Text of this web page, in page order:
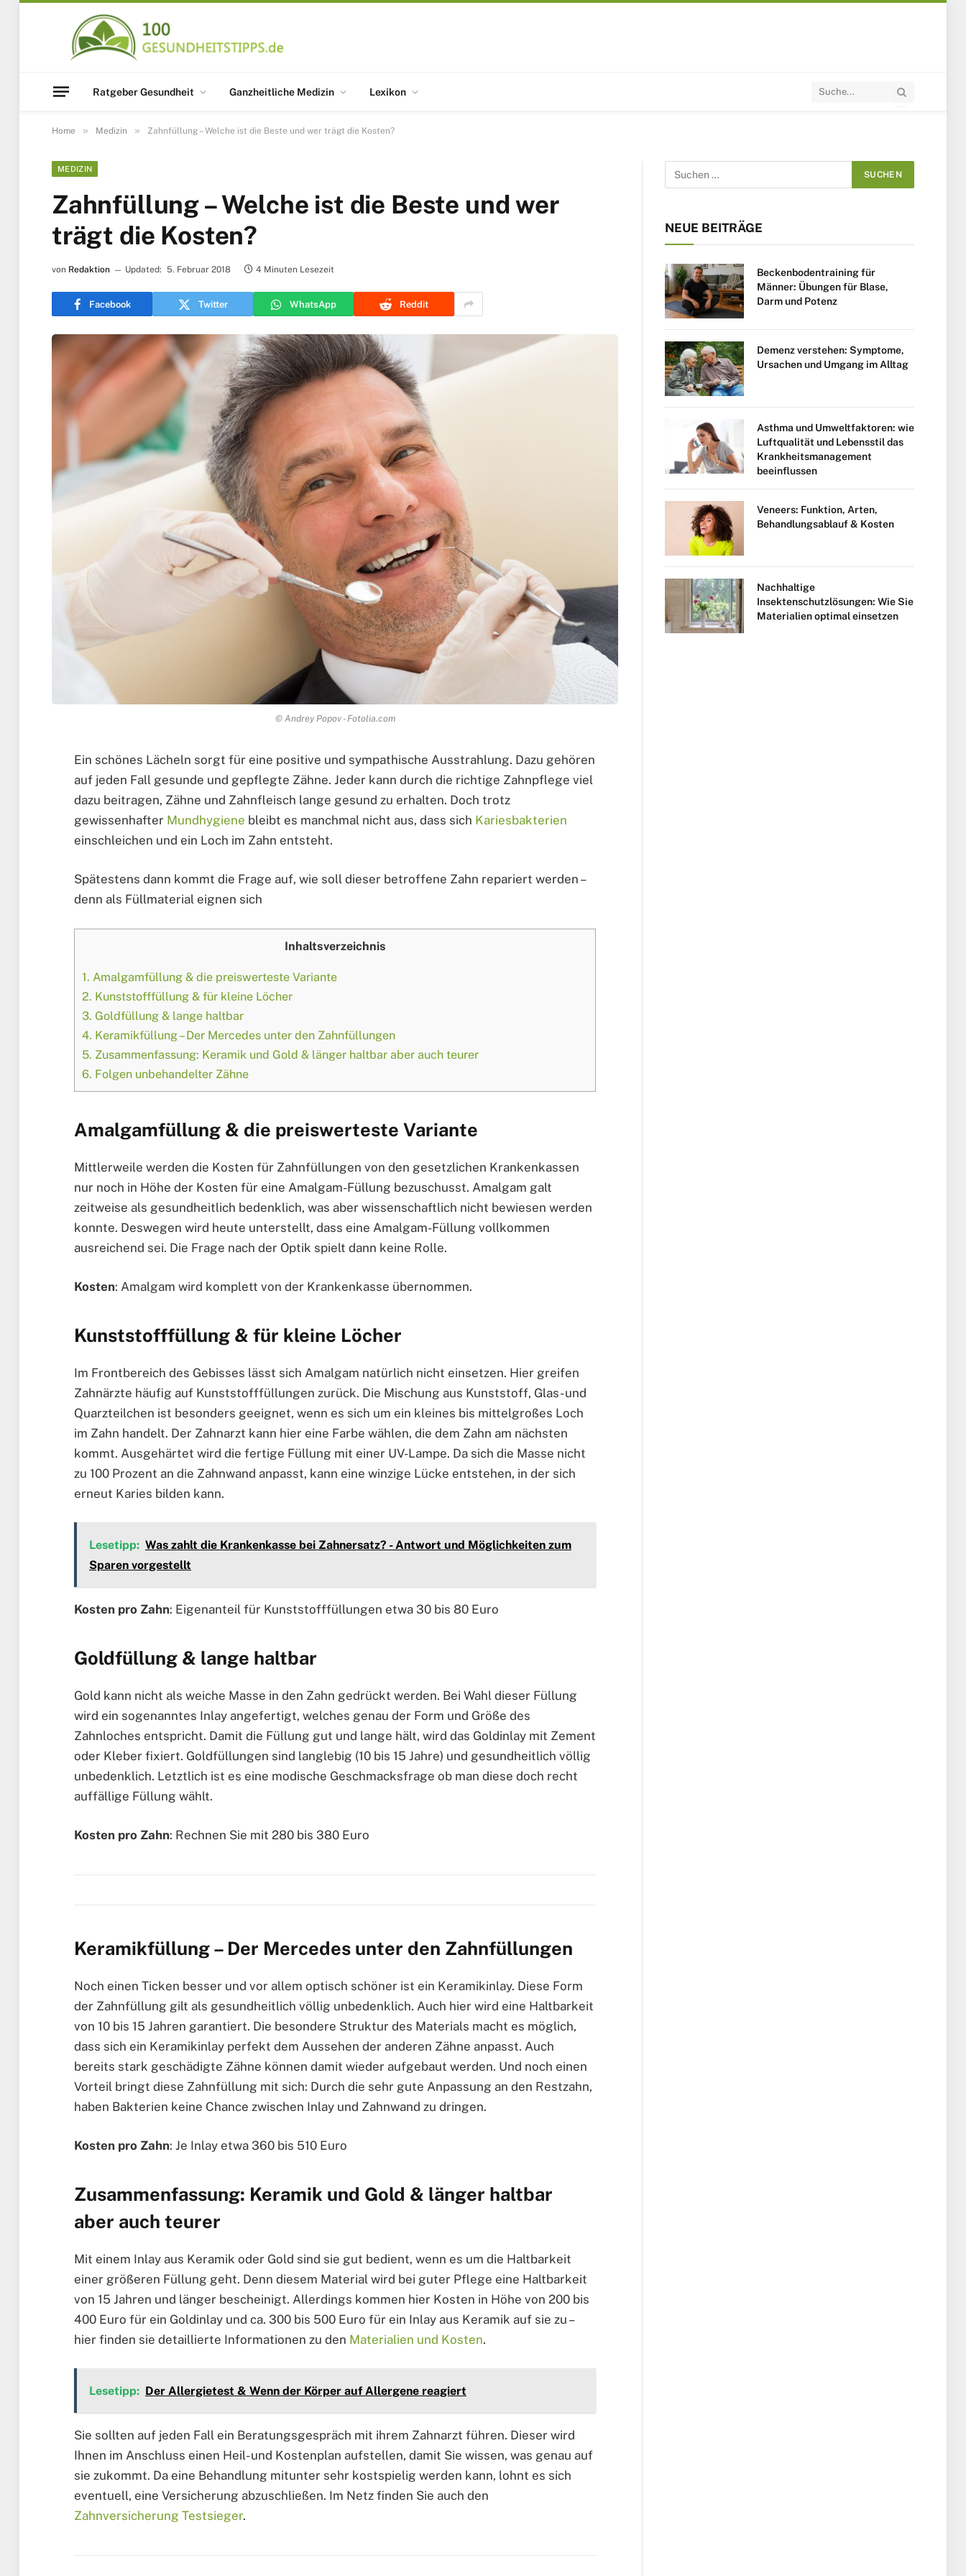
Ratgeber Gesundheit Ganzheitliche Medizin Lexikon
Home » Medizin » Zahnfüllung – Welche ist die Beste und wer trägt die Kosten?
MEDIZIN
Zahnfüllung – Welche ist die Beste und wer
trägt die Kosten?
von Redaktion Updated: 5. Februar 2018 4 Minuten Lesezeit
Facebook Twitter WhatsApp Reddit
© Andrey Popov - Fotolia.com
Ein schönes Lächeln sorgt für eine positive und sympathische Ausstrahlung. Dazu gehören
auf jeden Fall gesunde und gepflegte Zähne. Jeder kann durch die richtige Zahnpflege viel
dazu beitragen, Zähne und Zahnfleisch lange gesund zu erhalten. Doch trotz
gewissenhafter Mundhygiene bleibt es manchmal nicht aus, dass sich Kariesbakterien
einschleichen und ein Loch im Zahn entsteht.
Spätestens dann kommt die Frage auf, wie soll dieser betroffene Zahn repariert werden –
denn als Füllmaterial eignen sich
Inhaltsverzeichnis
1. Amalgamfüllung & die preiswerteste Variante
2. Kunststofffüllung & für kleine Löcher
3. Goldfüllung & lange haltbar
4. Keramikfüllung – Der Mercedes unter den Zahnfüllungen
5. Zusammenfassung: Keramik und Gold & länger haltbar aber auch teurer
6. Folgen unbehandelter Zähne
Amalgamfüllung & die preiswerteste Variante
Mittlerweile werden die Kosten für Zahnfüllungen von den gesetzlichen Krankenkassen
nur noch in Höhe der Kosten für eine Amalgam-Füllung bezuschusst. Amalgam galt
zeitweise als gesundheitlich bedenklich, was aber wissenschaftlich nicht bewiesen werden
konnte. Deswegen wird heute unterstellt, dass eine Amalgam-Füllung vollkommen
ausreichend sei. Die Frage nach der Optik spielt dann keine Rolle.
Kosten: Amalgam wird komplett von der Krankenkasse übernommen.
Kunststofffüllung & für kleine Löcher
Im Frontbereich des Gebisses lässt sich Amalgam natürlich nicht einsetzen. Hier greifen
Zahnärzte häufig auf Kunststofffüllungen zurück. Die Mischung aus Kunststoff, Glas- und
Quarzteilchen ist besonders geeignet, wenn es sich um ein kleines bis mittelgroßes Loch
im Zahn handelt. Der Zahnarzt kann hier eine Farbe wählen, die dem Zahn am nächsten
kommt. Ausgehärtet wird die fertige Füllung mit einer UV-Lampe. Da sich die Masse nicht
zu 100 Prozent an die Zahnwand anpasst, kann eine winzige Lücke entstehen, in der sich
erneut Karies bilden kann.
Lesetipp: Was zahlt die Krankenkasse bei Zahnersatz? - Antwort und Möglichkeiten zum
Sparen vorgestellt
Kosten pro Zahn: Eigenanteil für Kunststofffüllungen etwa 30 bis 80 Euro
Goldfüllung & lange haltbar
Gold kann nicht als weiche Masse in den Zahn gedrückt werden. Bei Wahl dieser Füllung
wird ein sogenanntes Inlay angefertigt, welches genau der Form und Größe des
Zahnloches entspricht. Damit die Füllung gut und lange hält, wird das Goldinlay mit Zement
oder Kleber fixiert. Goldfüllungen sind langlebig (10 bis 15 Jahre) und gesundheitlich völlig
unbedenklich. Letztlich ist es eine modische Geschmacksfrage ob man diese doch recht
auffällige Füllung wählt.
Kosten pro Zahn: Rechnen Sie mit 280 bis 380 Euro
Keramikfüllung – Der Mercedes unter den Zahnfüllungen
Noch einen Ticken besser und vor allem optisch schöner ist ein Keramikinlay. Diese Form
der Zahnfüllung gilt als gesundheitlich völlig unbedenklich. Auch hier wird eine Haltbarkeit
von 10 bis 15 Jahren garantiert. Die besondere Struktur des Materials macht es möglich,
dass sich ein Keramikinlay perfekt dem Aussehen der anderen Zähne anpasst. Auch
bereits stark geschädigte Zähne können damit wieder aufgebaut werden. Und noch einen
Vorteil bringt diese Zahnfüllung mit sich: Durch die sehr gute Anpassung an den Restzahn,
haben Bakterien keine Chance zwischen Inlay und Zahnwand zu dringen.
Kosten pro Zahn: Je Inlay etwa 360 bis 510 Euro
Zusammenfassung: Keramik und Gold & länger haltbar
aber auch teurer
Mit einem Inlay aus Keramik oder Gold sind sie gut bedient, wenn es um die Haltbarkeit
einer größeren Füllung geht. Denn diesem Material wird bei guter Pflege eine Haltbarkeit
von 15 Jahren und länger bescheinigt. Allerdings kommen hier Kosten in Höhe von 200 bis
400 Euro für ein Goldinlay und ca. 300 bis 500 Euro für ein Inlay aus Keramik auf sie zu –
hier finden sie detaillierte Informationen zu den Materialien und Kosten.
Lesetipp: Der Allergietest & Wenn der Körper auf Allergene reagiert
Sie sollten auf jeden Fall ein Beratungsgespräch mit ihrem Zahnarzt führen. Dieser wird
Ihnen im Anschluss einen Heil- und Kostenplan aufstellen, damit Sie wissen, was genau auf
sie zukommt. Da eine Behandlung mitunter sehr kostspielig werden kann, lohnt es sich
eventuell, eine Versicherung abzuschließen. Im Netz finden Sie auch den
Zahnversicherung Testsieger.
NEUE BEITRÄGE
Beckenbodentraining für
Männer: Übungen für Blase,
Darm und Potenz
Demenz verstehen: Symptome,
Ursachen und Umgang im Alltag
Asthma und Umweltfaktoren: wie
Luftqualität und Lebensstil das
Krankheitsmanagement
beeinflussen
Veneers: Funktion, Arten,
Behandlungsablauf & Kosten
Nachhaltige
Insektenschutzlösungen: Wie Sie
Materialien optimal einsetzen